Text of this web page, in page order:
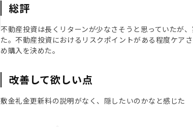
総評
不動産投資は長くリターンが少なさそうと思っていたが
た。不動産投資におけるリスクポイントがある程度ケア
め購入を決めた。
改善して欲しい点
敷金礼金更新料の説明がなく、隠したいのかなと感じた